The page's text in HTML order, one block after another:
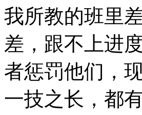
我所教的班里
差，跟不上进
者惩罚他们，
一技之长，都